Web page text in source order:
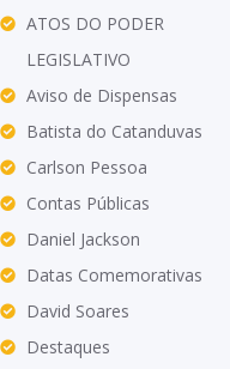
ATOS DO PODER
LEGISLATIVO
Aviso de Dispensas
Batista do Catanduvas
Carlson Pessoa
Contas Públicas
Daniel Jackson
Datas Comemorativas
David Soares
Destaques